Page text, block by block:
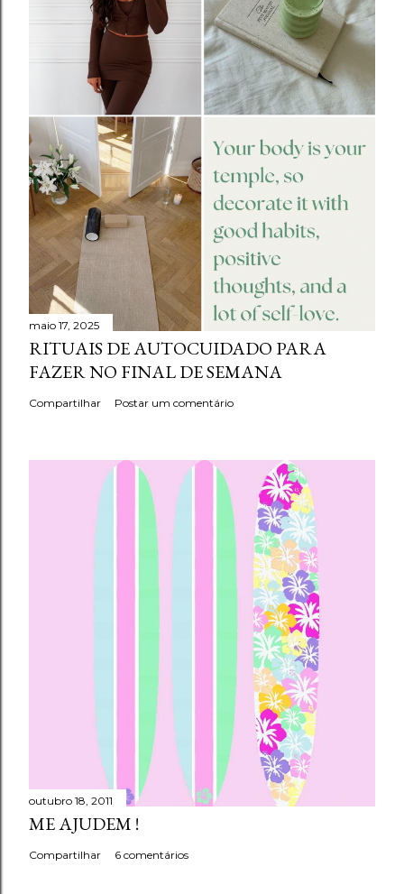
maio 17, 2025
RITUAIS DE AUTOCUIDADO PARA
FAZER NO FINAL DE SEMANA
Compartilhar Postar um comentário
outubro 18, 2011
ME AJUDEM !
Compartilhar 6 comentários